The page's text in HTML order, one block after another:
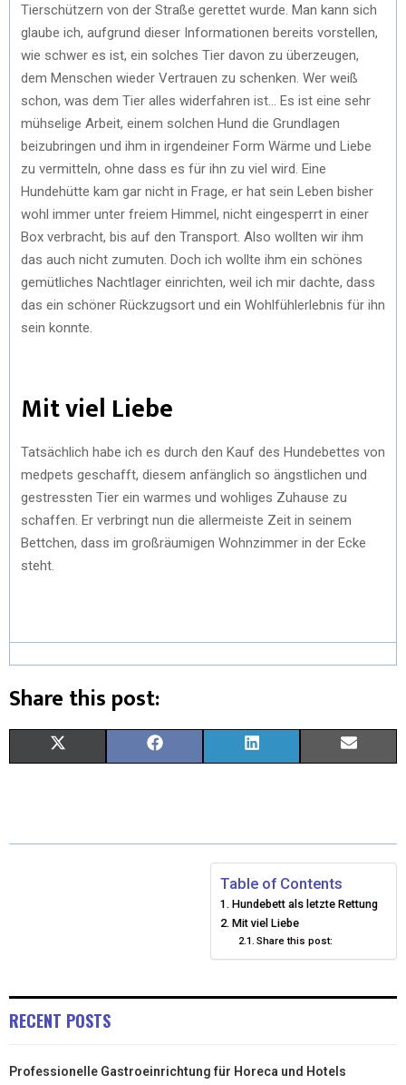
Tierschützern von der Straße gerettet wurde. Man kann sich
glaube ich, aufgrund dieser Informationen bereits vorstellen,
wie schwer es ist, ein solches Tier davon zu überzeugen,
dem Menschen wieder Vertrauen zu schenken. Wer weiß
schon, was dem Tier alles widerfahren ist… Es ist eine sehr
mühselige Arbeit, einem solchen Hund die Grundlagen
beizubringen und ihm in irgendeiner Form Wärme und Liebe
zu vermitteln, ohne dass es für ihn zu viel wird. Eine
Hundehütte kam gar nicht in Frage, er hat sein Leben bisher
wohl immer unter freiem Himmel, nicht eingesperrt in einer
Box verbracht, bis auf den Transport. Also wollten wir ihm
das auch nicht zumuten. Doch ich wollte ihm ein schönes
gemütliches Nachtlager einrichten, weil ich mir dachte, dass
das ein schöner Rückzugsort und ein Wohlfühlerlebnis für ihn
sein konnte.
Mit viel Liebe
Tatsächlich habe ich es durch den Kauf des Hundebettes von
medpets geschafft, diesem anfänglich so ängstlichen und
gestressten Tier ein warmes und wohliges Zuhause zu
schaffen. Er verbringt nun die allermeiste Zeit in seinem
Bettchen, dass im großräumigen Wohnzimmer in der Ecke
steht.
Share this post:
W E K
E
D
I
I
Table of Contents
Hundebett als letzte Rettung
Mit viel Liebe
Share this post:
RECENT POSTS
Professionelle Gastroeinrichtung für Horeca und Hotels